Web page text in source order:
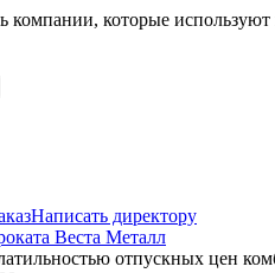
которые
Написать директору
отпускных цен